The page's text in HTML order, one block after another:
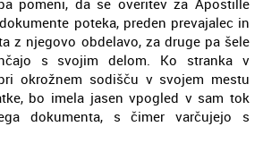
poteka, preden prevajalec in
z njegovo obdelavo, za druge pa šele
s svojim delom. Ko stranka v
okrožnem sodišču v svojem mestu
bo imela jasen vpogled v sam tok
dokumenta, s čimer varčujejo s